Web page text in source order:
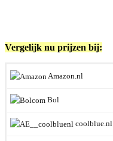
Vergelijk nu prijzen bij:
Amazon.nl
Bol
coolblue.nl